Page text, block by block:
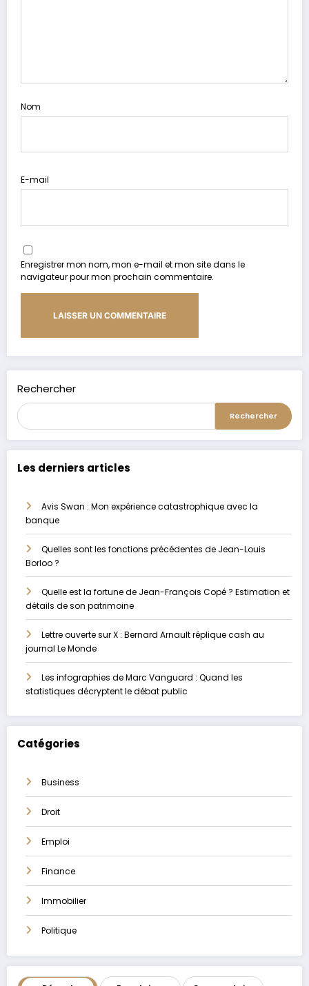
Nom
E-mail
Enregistrer mon nom, mon e-mail et mon site dans le
navigateur pour mon prochain commentaire.
Rechercher
Rechercher
Les derniers articles
Avis Swan : Mon expérience catastrophique avec la
banque
Quelles sont les fonctions précédentes de Jean-Louis
Borloo ?
Quelle est la fortune de Jean-François Copé ? Estimation et
détails de son patrimoine
Lettre ouverte sur X : Bernard Arnault réplique cash au
journal Le Monde
Les infographies de Marc Vanguard : Quand les
statistiques décryptent le débat public
Catégories
Business
Droit
Emploi
Finance
Immobilier
Politique